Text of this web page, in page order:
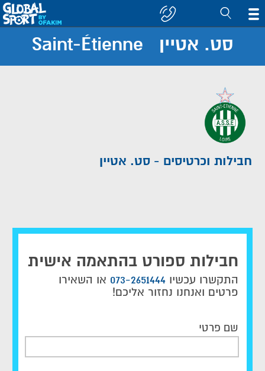
חפש
קבוצה/יעד
סט. אטיין Saint-Étienne
חבילות וכרטיסים - סט. אטיין
חבילות ספורט בהתאמה אישית
התקשרו עכשיו 073-2651444 או השאירו
פרטים ואנחנו נחזור אליכם!
שם פרטי